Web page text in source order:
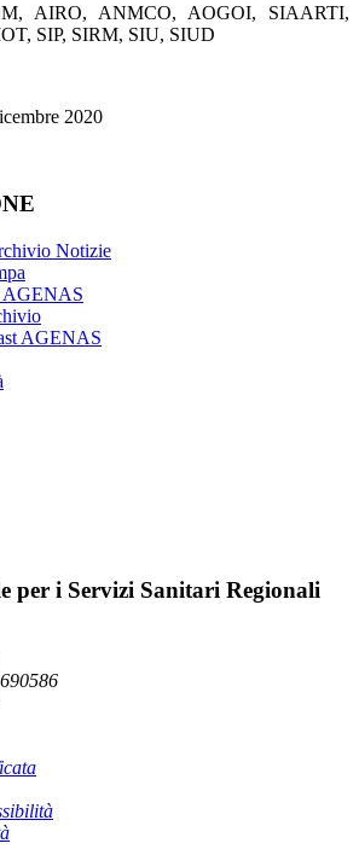
AIRO, ANMCO, AOGOI, SIAARTI,
SIP, SIRM, SIU, SIUD
2020
Notizie
AGENAS
AGENAS
per i Servizi Sanitari Regionali